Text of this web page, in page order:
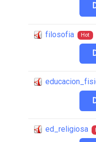
filosofia Hot
ed_religiosa